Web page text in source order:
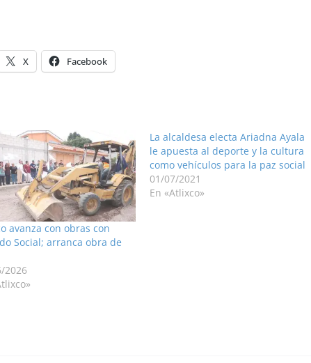
X Facebook
avanza con obras con
Social; arranca obra de
2026
La alcaldesa electa Ariadna Ayala
le apuesta al deporte y la cultura
como vehículos para la paz social
01/07/2021
En «Atlixco»